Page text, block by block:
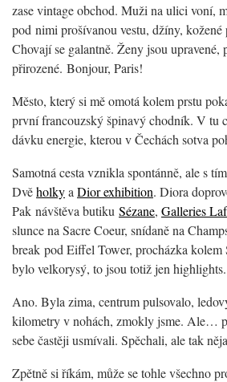
zase vintage obchod. Muži na ulici voní,
pod nimi prošívanou vestu, džíny,
Chovají se galantně. Ženy jsou upravené,
přirozené. Bonjour, Paris!
Město, který si mě omotá kolem prstu
první francouzský špinavý chodník. V tu
dávku energie, kterou v Čechách sotva
Samotná cesta vznikla spontánně, ale s
Dvěholkya Dior exhibition. Diora
Pak návštěva butiku Sézane, Galleries
slunce na Sacre Coeur, snídaně na
break pod Eiffel Tower, procházka kolem
bylo velkorysý, to jsou totiž jen highlights.
Ano. Byla zima, centrum pulsovalo,
kilometry v nohách, zmokly jsme. Ale…
sebe častěji usmívali. Spěchali, ale tak
Zpětně si říkám, může se tohle všechno